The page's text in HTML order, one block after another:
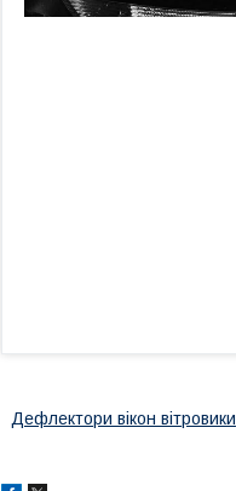
Дефлектори вікон вітровики